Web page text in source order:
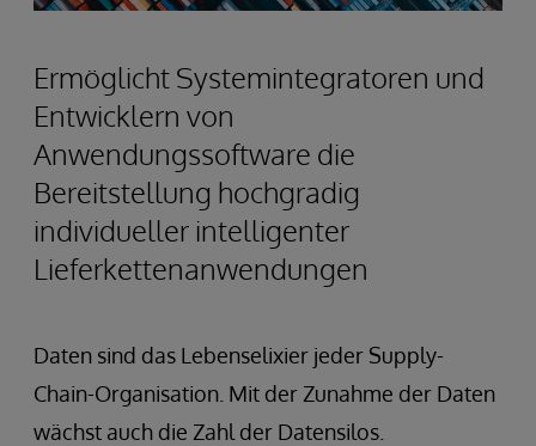
Ermöglicht Systemintegratoren und
Entwicklern von
Anwendungssoftware die
Bereitstellung hochgradig
individueller intelligenter
Lieferkettenanwendungen
Daten sind das Lebenselixier jeder Supply-
Chain-Organisation. Mit der Zunahme der Daten
wächst auch die Zahl der Datensilos.